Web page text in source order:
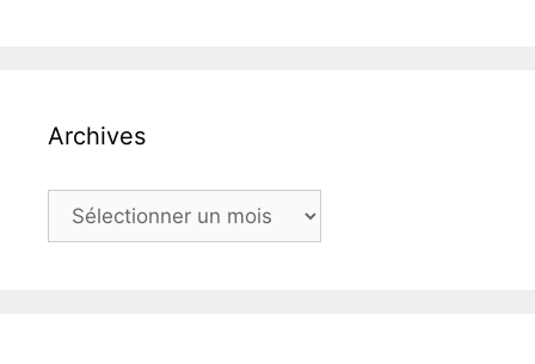
Archives
Archives